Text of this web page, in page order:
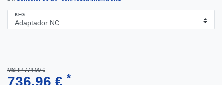
KEG
MSRP 774,00 €
736,96 € *